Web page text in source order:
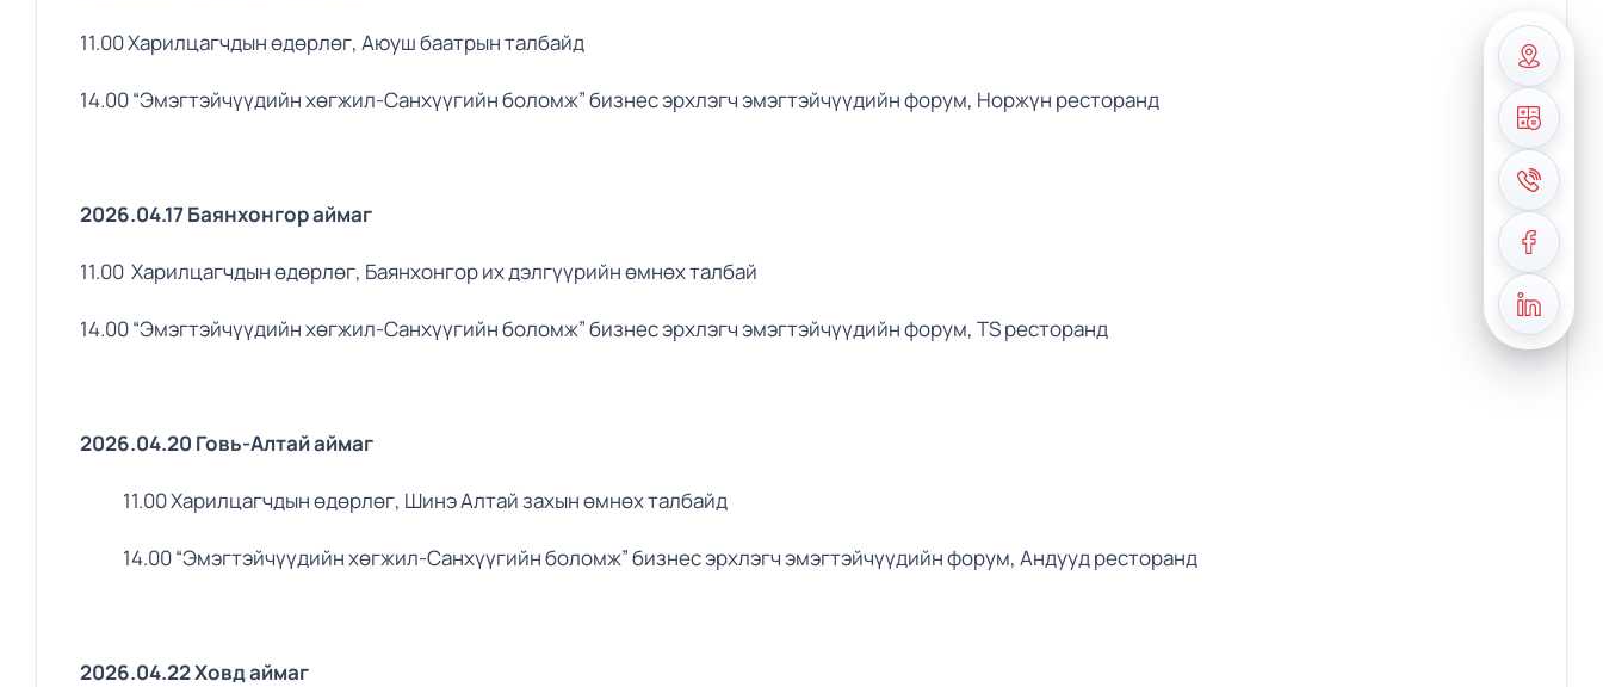
11.00 Харилцагчдын өдөрлөг, Аюуш баатрын талбайд
14.00 “Эмэгтэйчүүдийн хөгжил-Санхүүгийн боломж” бизнес эрхлэгч эмэгтэйчүүдийн форум, Норжүн ресторанд
2026.04.17 Баянхонгор аймаг
11.00 Харилцагчдын өдөрлөг, Баянхонгор их дэлгүүрийн өмнөх талбай
14.00 “Эмэгтэйчүүдийн хөгжил-Санхүүгийн боломж” бизнес эрхлэгч эмэгтэйчүүдийн форум, TS ресторанд
2026.04.20 Говь-Алтай аймаг
11.00 Харилцагчдын өдөрлөг, Шинэ Алтай захын өмнөх талбайд
14.00 “Эмэгтэйчүүдийн хөгжил-Санхүүгийн боломж” бизнес эрхлэгч эмэгтэйчүүдийн форум, Андууд ресторанд
2026.04.22 Ховд аймаг